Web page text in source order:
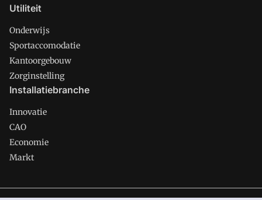
Utiliteit
Onderwijs
Sportaccomodatie
Kantoorgebouw
Zorginstelling
Installatiebranche
Innovatie
CAO
Economie
Markt